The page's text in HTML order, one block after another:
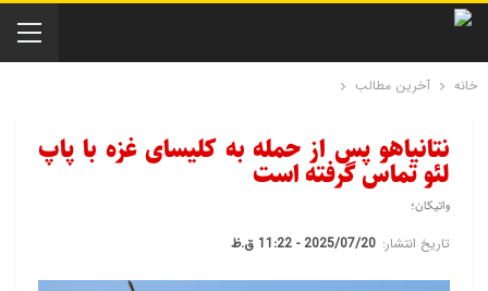
خانه آخرین مطالب
نتانیاهو پس از حمله به کلیسای غزه با پاپ
لئو تماس گرفته است
واتیکان؛
تاریخ انتشار: 2025/07/20 - 11:22 ق.ظ